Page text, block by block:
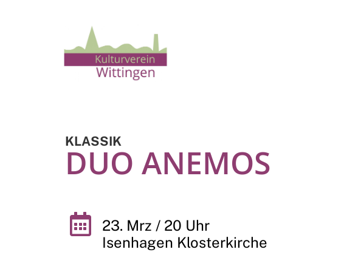
KLASSIK
DUO ANEMOS
23. Mrz / 20 Uhr
Isenhagen Klosterkirche